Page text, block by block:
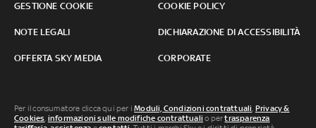
GESTIONE COOKIE COOKIE POLICY
NOTE LEGALI DICHIARAZIONE DI ACCESSIBILITÀ
OFFERTA SKY MEDIA CORPORATE
Per il consumatore clicca qui per iModuli, Condizioni contrattuali, Privacy &
Cookies, informazioni sulle modifiche contrattuali o pertrasparenza